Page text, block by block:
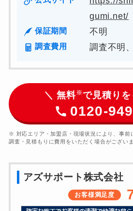
gumi.net/
保証期間 不明
調査費用 調査不明
＼ 無料※で見積りを
0120-
※ 対応エリア・加盟店・現場状況により、事前
調査・見積もりに費用をいただく場合がございま
アズサポート株式会社
お客様満足度